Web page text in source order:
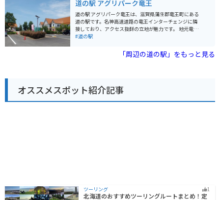
す。ドライブやツーリングの休憩に、ぜひ立ち寄ってみ
てください。
ストランでは、地元食材を使った料理も楽しめます。 春
には、隣接するあいとう松原歴史公園では、約30万本の
チューリップが咲き誇り、「あいとうチューリップフェ
スタ」が開催されます。一面に広がる色とりどりのチュ
ーリップ畑は圧巻です。バイクで訪れる場合は、イベン
多く点在しています。時間に余裕があれば、散策してみ
道の駅 アグリパーク竜王
道の駅 アグリパーク竜王は、滋賀県蒲生郡竜王町にある
道の駅です。名神高速道路の竜王インターチェンジに隣
接しており、アクセス抜群の立地が魅力です。 地元竜王
町で採れた新鮮な野菜や果物が人気で、特に近江牛や地
ライブ中の食事にも最適です。 施設内には、近江牛が堪
能できるレストランや、地元産の食材を使った料理を提
の駅には広い駐車場が完備されているので安心です。ま
た、道の駅周辺には、三上山や希望が丘文化公園など、
自然豊かな観光スポットも点在しており、ツーリングの
#道の駅
「周辺の道の駅」をもっと見る
オススメスポット紹介記事
ツーリング 1
北海道のおすすめツーリングルートまとめ！定